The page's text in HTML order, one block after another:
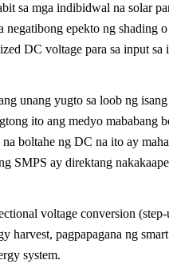
sa mga indibidwal na solar
epekto ng shading
DC voltage para sa input sa
unang yugto sa loob ng
ito ang medyo mababang
boltahe ng DC na ito ay
SMPS ay direktang
voltage conversion
pagpapagana ng
system.